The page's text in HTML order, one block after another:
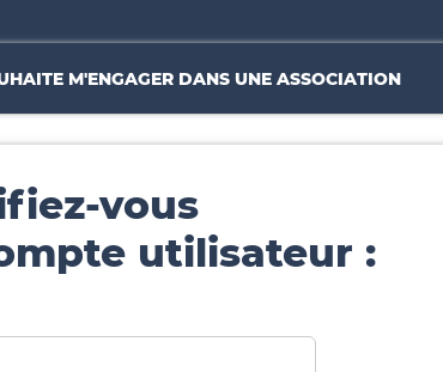
M'ENGAGER DANS UNE ASSOCIATION
vous
utilisateur :